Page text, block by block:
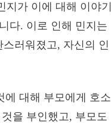
가 이에 대해 이야기
다. 이로 인해 민지는
러워졌고, 자신의 인
에 대해 부모에게 호소
을 부인했고, 부모도